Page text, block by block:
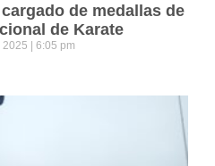
de medallas de
de Karate
2025 6:05 pm